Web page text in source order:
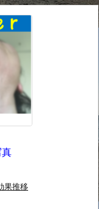
真
果推移